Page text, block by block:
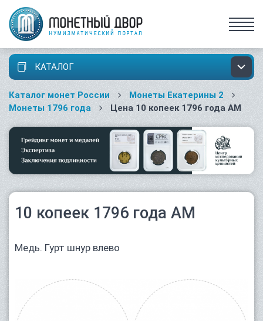
КАТАЛОГ
Каталог монет России
Монеты Екатерины 2
Монеты 1796 года
Цена 10 копеек 1796 года АМ
10 копеек 1796 года АМ
Медь. Гурт шнур влево